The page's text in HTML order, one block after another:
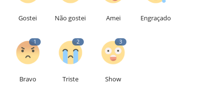
Gostei Não gostei Amei Engraçado
1
Bravo
2
Triste
3
Show